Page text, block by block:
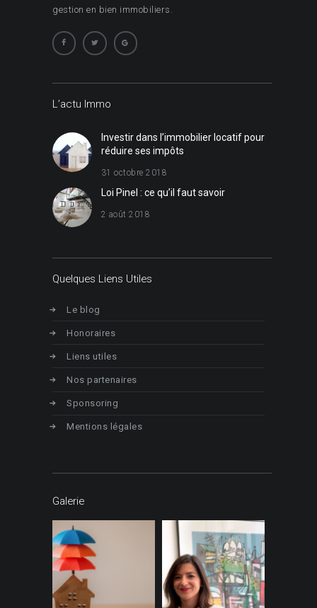
gestion en bien immobiliers.
L’actu Immo
Investir dans l’immobilier locatif pour
réduire ses impôts
31 octobre 2018
Loi Pinel : ce qu’il faut savoir
2 août 2018
Quelques Liens Utiles
Le blog
Honoraires
Liens utiles
Nos partenaires
Sponsoring
Mentions légales
Galerie